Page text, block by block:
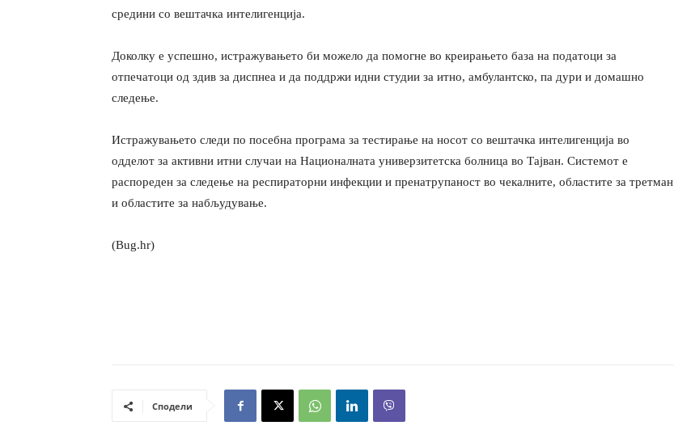
средини со вештачка интелигенција.
Доколку е успешно, истражувањето би можело да помогне во креирањето база на податоци за
отпечатоци од здив за диспнеа и да поддржи идни студии за итно, амбулантско, па дури и домашно
следење.
Истражувањето следи по посебна програма за тестирање на носот со вештачка интелигенција во
одделот за активни итни случаи на Националната универзитетска болница во Тајван. Системот е
распореден за следење на респираторни инфекции и пренатрупаност во чекалните, областите за третман
и областите за набљудување.
(Bug.hr)
Сподели